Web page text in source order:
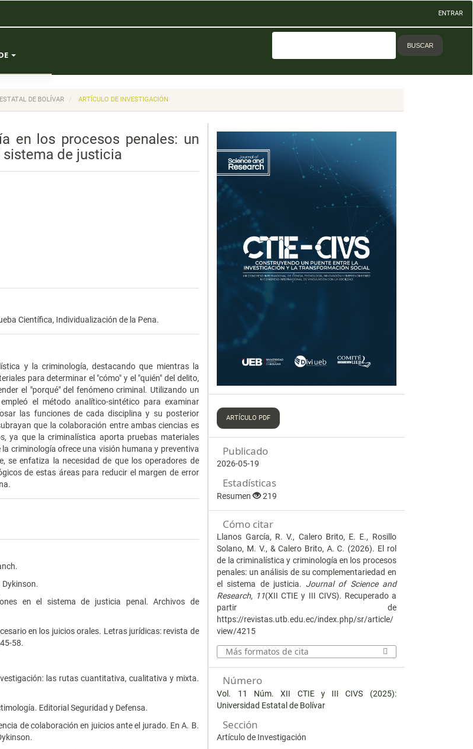
ENTRAR
BUSCAR
DE BOLÍVAR ARTÍCULO DE INVESTIGACIÓN
en los procesos penales: un
de justicia
Científica, Individualización de la Pena.
y la criminología, destacando que mientras la
para determinar el "cómo" y el "quién" del delito,
el "porqué" del fenómeno criminal. Utilizando un
el método analítico-sintético para examinar
las funciones de cada disciplina y su posterior
que la colaboración entre ambas ciencias es
ya que la criminalística aporta pruebas materiales
criminología ofrece una visión humana y preventiva
se enfatiza la necesidad de que los operadores de
de estas áreas para reducir el margen de error
en el sistema de justicia penal. Archivos de
en los juicios orales. Letras jurídicas: revista de
58.
las rutas cuantitativa, cualitativa y mixta.
Editorial Seguridad y Defensa.
de colaboración en juicios ante el jurado. En A. B.
ARTÍCULO PDF
Publicado
2026-05-19
Estadísticas
Resumen 219
Cómo citar
Llanos García, R. V., Calero Brito, E. E., Rosillo
Solano, M. V., & Calero Brito, A. C. (2026). El rol
de la criminalística y criminología en los procesos
penales: un análisis de su complementariedad en
el sistema de justicia. Journal of Science and
Research, 11(XII CTIE y III CIVS). Recuperado a
partir de
https://revistas.utb.edu.ec/index.php/sr/article/
view/4215
Más formatos de cita
Número
Vol. 11 Núm. XII CTIE y III CIVS (2025):
Universidad Estatal de Bolívar
Sección
Artículo de Investigación